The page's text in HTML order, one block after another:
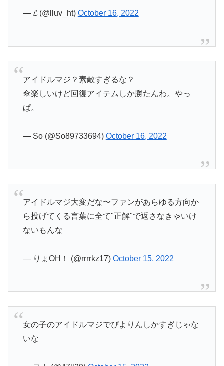
— 𝓛 (@lluv_ht) October 16, 2022
アイドルマジ？素敵すぎるな？
傘楽しいけど回復アイテムしか勝たんわ。やっ
ぱ。
— So (@So89733694) October 16, 2022
アイドルマジ大変だな〜ファンがあらゆる方向か
ら投げてくる言葉に全て"正解"で返さなきゃいけ
ないもんな
— りょOH！ (@rrrrkz17) October 15, 2022
女の子のアイドルマジでぴよりんしかすぎじゃな
いな